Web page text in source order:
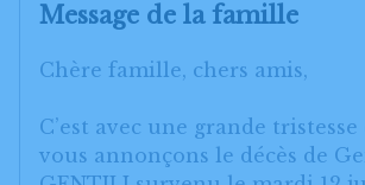
Message de la famille
Chère famille, chers amis,
C’est avec une grande
vous annonçons le décès de